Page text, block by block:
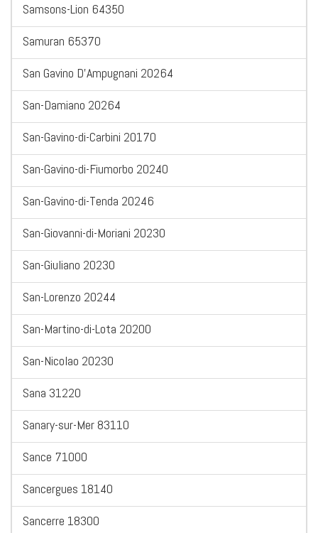
Samsons-Lion 64350
Samuran 65370
San Gavino D'Ampugnani 20264
San-Damiano 20264
San-Gavino-di-Carbini 20170
San-Gavino-di-Fiumorbo 20240
San-Gavino-di-Tenda 20246
San-Giovanni-di-Moriani 20230
San-Giuliano 20230
San-Lorenzo 20244
San-Martino-di-Lota 20200
San-Nicolao 20230
Sana 31220
Sanary-sur-Mer 83110
Sance 71000
Sancergues 18140
Sancerre 18300